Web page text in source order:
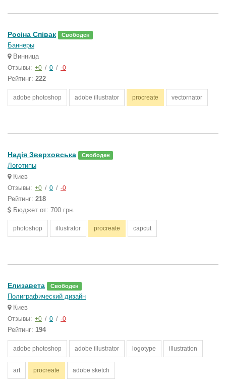
Росіна Співак Свободен
Баннеры
Винница
Отзывы: +0 / 0 / -0
Рейтинг: 222
adobe photoshop adobe illustrator procreate vectornator
Надія Зверховська Свободен
Логотипы
Киев
Отзывы: +0 / 0 / -0
Рейтинг: 218
Бюджет от: 700 грн.
photoshop illustrator procreate capcut
Елизавета Свободен
Полиграфический дизайн
Киев
Отзывы: +0 / 0 / -0
Рейтинг: 194
adobe photoshop adobe illustrator logotype illustration
art procreate adobe sketch